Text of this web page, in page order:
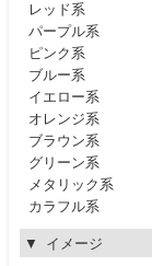
レッド系
パープル系
ピンク系
ブルー系
イエロー系
オレンジ系
ブラウン系
グリーン系
メタリック系
カラフル系
イメージ